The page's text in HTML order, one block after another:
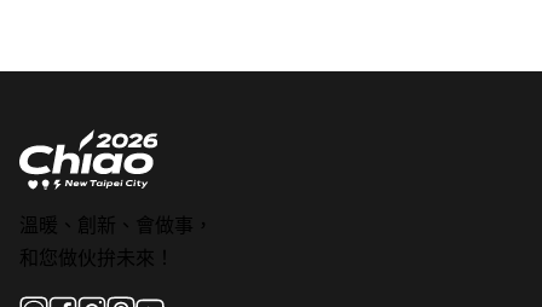
溫暖、創新、會做事，
和您做伙拚未來！